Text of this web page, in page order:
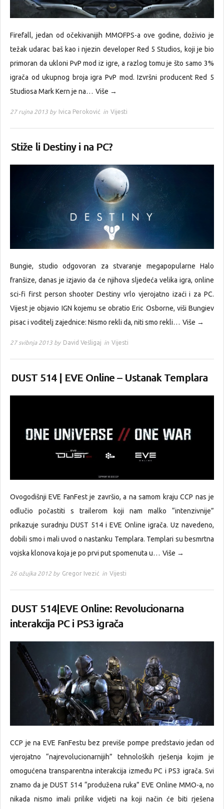
Firefall, jedan od očekivanijih MMOFPS-a ove godine, doživio je
težak udarac baš kao i njezin developer Red 5 Studios, koji je bio
primoran da ukloni PvP mod iz igre, a razlog tomu je što samo 3%
igrača od ukupnog broja igra PvP mod. Izvršni producent Red 5
Studiosa Mark Kern je na… Više →
27 rujna 2013 by Ivica Peroković in Vijesti
Stiže li Destiny i na PC?
Bungie, studio odgovoran za stvaranje megapopularne Halo
franšize, danas je izjavio da će njihova sljedeća velika igra, online
sci-fi first person shooter Destiny vrlo vjerojatno izaći i za PC.
Vijest je objavio IGN kojemu se obratio Eric Osborne, viši Bungiev
pisac i voditelj zajednice: Nismo rekli da, niti smo rekli… Više →
27 svibnja 2013 by David Vešligaj in Vijesti
DUST 514 | EVE Online – Ustanak Templara
Ovogodišnji EVE FanFest je završio, a na samom kraju CCP nas je
odlučio počastiti s trailerom koji nam malko “intenzivnije”
prikazuje suradnju DUST 514 i EVE Online igrača. Uz navedeno,
dobili smo i mali uvod o nastanku Templara. Templari su besmrtna
vojska klonova koja je po prvi put spomenuta u… Više →
26 ožujka 2012 by Gregor Ivezić in Vijesti
DUST 514|EVE Online: Revolucionarna
interakcija PC i PS3 igrača
CCP je na EVE FanFestu bez previše pompe predstavio jedan od
vjerojatno “najrevolucionarnijih” tehnoloških rješenja kojim je
omogućena transparentna interakcija između PC i PS3 igrača. Svi
znamo da je DUST 514 “produžena ruka” EVE Online MMO-a, no
nikada nismo imali prilike vidjeti na koji način će biti rješena